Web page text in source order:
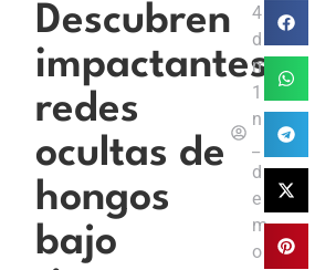
Descubren
impactantes
redes
ocultas de
hongos
bajo
4
d
m
1
n
d
e
m
o